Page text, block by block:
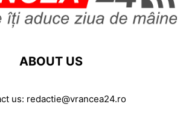
ABOUT US
us: redactie@vrancea24.ro